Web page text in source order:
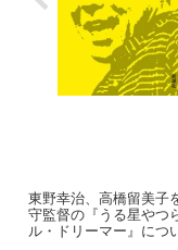
東野幸治、高橋留美子
守監督の『うる星やつ
ル・ドリーマー』につ